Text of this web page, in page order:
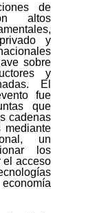
de
altos
y
sobre
y
El
fue
que
cadenas
mediante
un
los
el acceso